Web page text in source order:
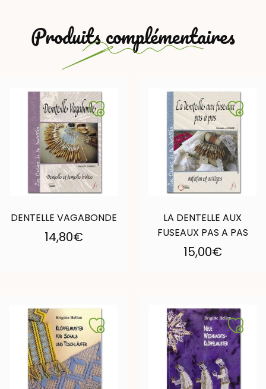
Produits complémentaires
DENTELLE VAGABONDE
14,80€
LA DENTELLE AUX
FUSEAUX PAS A PAS
15,00€